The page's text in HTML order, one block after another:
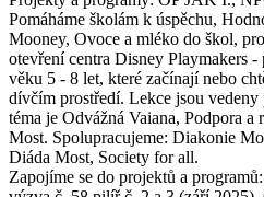
Pomáháme školám k úspěchu,
Mooney, Ovoce a mléko do škol,
otevření centra Disney Playmakers
věku 5 - 8 let, které začínají nebo
dívčím prostředí. Lekce jsou
téma je Odvážná Vaiana, Podpora
Most. Spolupracujeme: Diakonie
Diáda Most, Society for all.
Zapojíme se do projektů a